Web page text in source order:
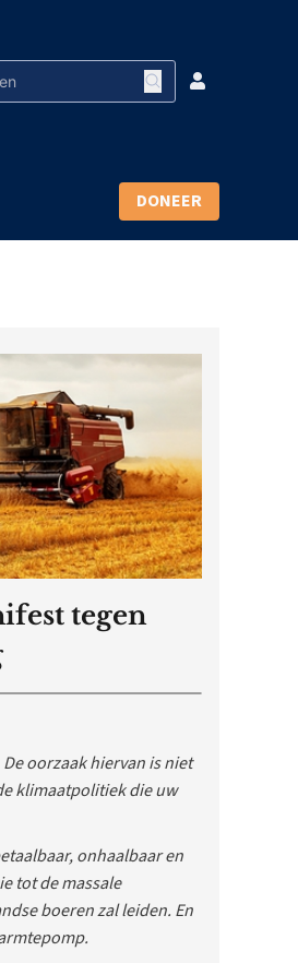
DONEER
tegen
oorzaak hiervan is niet
klimaatpolitiek die uw
onhaalbaar en
tot de massale
boeren zal leiden. En